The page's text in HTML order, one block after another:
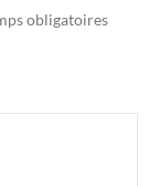
obligatoires